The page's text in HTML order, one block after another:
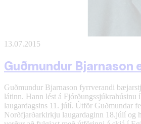
13.07.2015
Guðmundur Bjarnason
Guðmundur Bjarnason fyrrverandi
látinn. Hann lést á Fjórðungssjúkrahúsinu
laugardagsins 11. júlí. Útför Guðmundar
Norðfjarðarkirkju laugardaginn 18.júlí og